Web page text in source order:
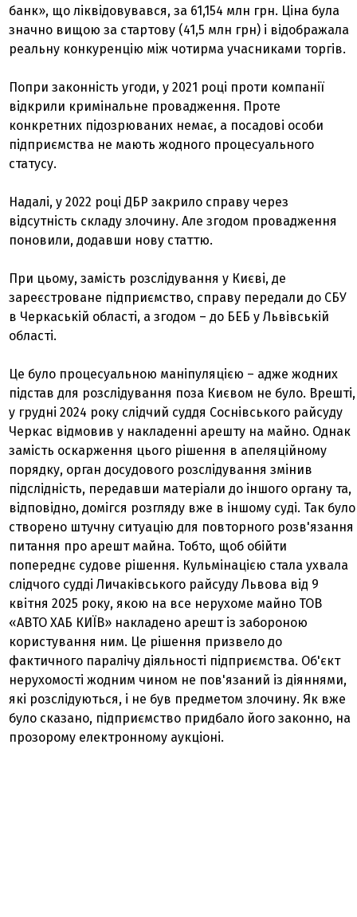
банк», що ліквідовувався, за 61,154 млн грн. Ціна була
значно вищою за стартову (41,5 млн грн) і відображала
реальну конкуренцію між чотирма учасниками торгів.
Попри законність угоди, у 2021 році проти компанії
відкрили кримінальне провадження. Проте
конкретних підозрюваних немає, а посадові особи
підприємства не мають жодного процесуального
статусу.
Надалі, у 2022 році ДБР закрило справу через
відсутність складу злочину. Але згодом провадження
поновили, додавши нову статтю.
При цьому, замість розслідування у Києві, де
зареєстроване підприємство, справу передали до СБУ
в Черкаській області, а згодом – до БЕБ у Львівській
області.
Це було процесуальною маніпуляцією – адже жодних
підстав для розслідування поза Києвом не було. Врешті,
у грудні 2024 року слідчий суддя Соснівського райсуду
Черкас відмовив у накладенні арешту на майно. Однак
замість оскарження цього рішення в апеляційному
порядку, орган досудового розслідування змінив
підслідність, передавши матеріали до іншого органу та,
відповідно, домігся розгляду вже в іншому суді. Так було
створено штучну ситуацію для повторного розв'язання
питання про арешт майна. Тобто, щоб обійти
попереднє судове рішення. Кульмінацією стала ухвала
слідчого судді Личаківського райсуду Львова від 9
квітня 2025 року, якою на все нерухоме майно ТОВ
«АВТО ХАБ КИЇВ» накладено арешт із забороною
користування ним. Це рішення призвело до
фактичного паралічу діяльності підприємства. Об'єкт
нерухомості жодним чином не пов'язаний із діяннями,
які розслідуються, і не був предметом злочину. Як вже
було сказано, підприємство придбало його законно, на
прозорому електронному аукціоні.